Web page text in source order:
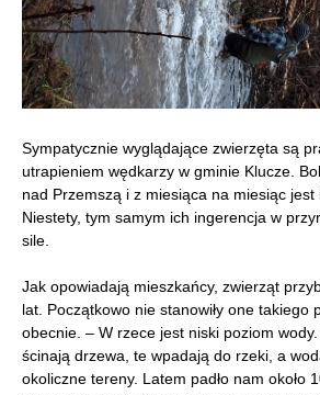
Sympatycznie wyglądające zwierzęta są
utrapieniem wędkarzy w gminie Klucze.
nad Przemszą i z miesiąca na miesiąc jest
Niestety, tym samym ich ingerencja w
sile.
Jak opowiadają mieszkańcy, zwierząt
lat. Początkowo nie stanowiły one takiego
obecnie. – W rzece jest niski poziom
ścinają drzewa, te wpadają do rzeki, a
okoliczne tereny. Latem padło nam około